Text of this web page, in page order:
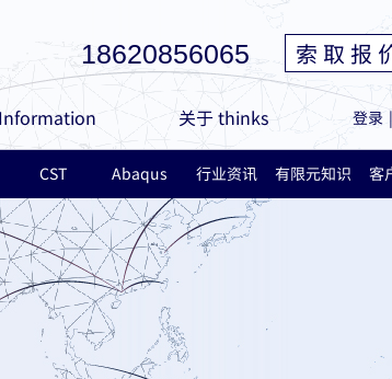
18620856065
登录 |
索 取 报
关于 thinks
CST Abaqus 行业资讯 有限元知识 客